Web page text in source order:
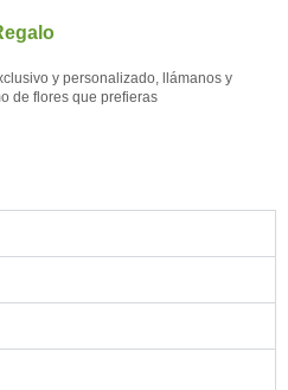
y personalizado, llámanos y
de flores que prefieras